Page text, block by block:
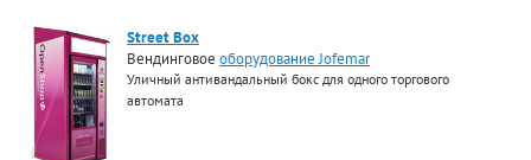
Street Box
Вендинговоеоборудование Jofemar
Уличный антивандальный бокс для одного торгового
автомата